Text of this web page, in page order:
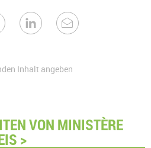
Inhalt angeben
VON MINISTÈRE
>